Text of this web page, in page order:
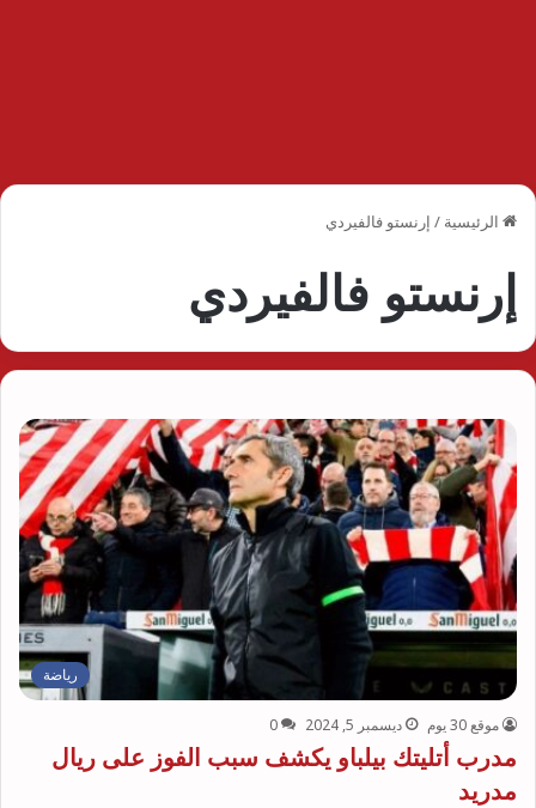
الرئيسية / إرنستو فالفيردي
إرنستو فالفيردي
رياضة
موقع 30 يوم ديسمبر 5, 2024 0
مدرب أتليتك بيلباو يكشف سبب الفوز على ريال
مدريد